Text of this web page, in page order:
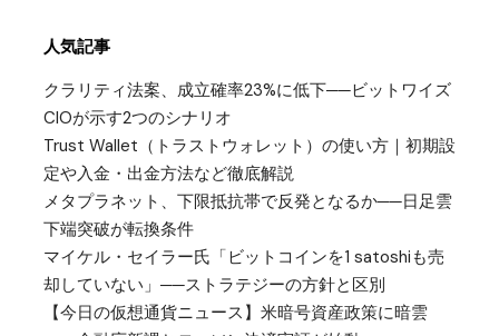
人気記事
クラリティ法案、成立確率23%に低下──ビットワイズ
CIOが示す2つのシナリオ
Trust Wallet（トラストウォレット）の使い方｜初期設
定や入金・出金方法など徹底解説
メタプラネット、下限抵抗帯で反発となるか──日足雲
下端突破が転換条件
マイケル・セイラー氏「ビットコインを1 satoshiも売
却していない」──ストラテジーの方針と区別
【今日の仮想通貨ニュース】米暗号資産政策に暗雲